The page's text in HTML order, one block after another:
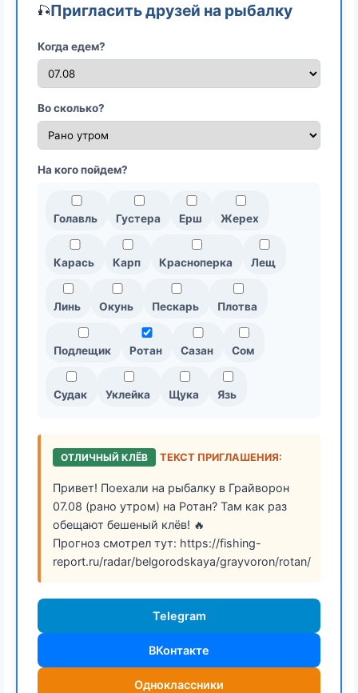
🎣Пригласить друзей на рыбалку
Когда едем?
Во сколько?
На кого пойдем?
Голавль Густера Ерш Жерех
Карась Карп Красноперка Лещ
Линь Окунь Пескарь Плотва
Подлещик Ротан Сазан Сом
Судак Уклейка Щука Язь
ОТЛИЧНЫЙ КЛЁВ ТЕКСТ ПРИГЛАШЕНИЯ:
Привет! Поехали на рыбалку в Грайворон
07.08 (рано утром) на Ротан? Там как раз
обещают бешеный клёв! 🔥
Прогноз смотрел тут: https://fishing-
report.ru/radar/belgorodskaya/grayvoron/rotan/
Telegram
ВКонтакте
Одноклассники